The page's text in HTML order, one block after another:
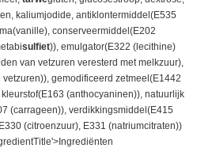
kaliumjodide, antiklontermiddel(E535
conserveermiddel(E202
sulfiet)), emulgator(E322 (lecithine)
van vetzuren veresterd met melkzuur),
gemodificeerd zetmeel(E1442
(anthocyaninen)), natuurlijk
(carrageen)), verdikkingsmiddel(E415
(citroenzuur), E331 (natriumcitraten))